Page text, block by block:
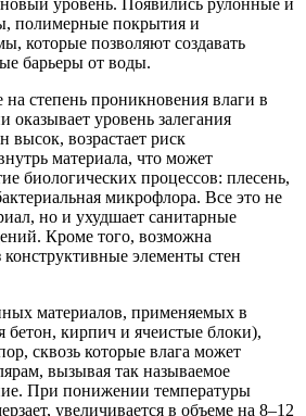
полимерные покрытия и
которые позволяют создавать
барьеры от воды.
степень проникновения влаги в
оказывает уровень залегания
возрастает риск
материала, что может
биологических процессов: плесень,
микрофлора. Все это не
но и ухудшает санитарные
Кроме того, возможна
элементы стен
материалов, применяемых в
бетон, кирпич и ячеистые блоки),
сквозь которые влага может
вызывая так называемое
При понижении температуры
увеличивается в объеме на 8–12